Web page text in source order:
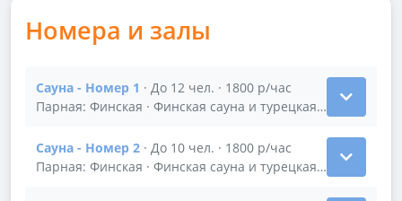
Номера и залы
Сауна - Номер 1 · До 12 чел. · 1800 р/час
Парная: Финская · Финская сауна и турецкая баня
Показать подробности зала Сауна - Номер 1
Сауна - Номер 2 · До 10 чел. · 1800 р/час
Парная: Финская · Финская сауна и турецкая баня
Показать подробности зала Сауна - Номер 2